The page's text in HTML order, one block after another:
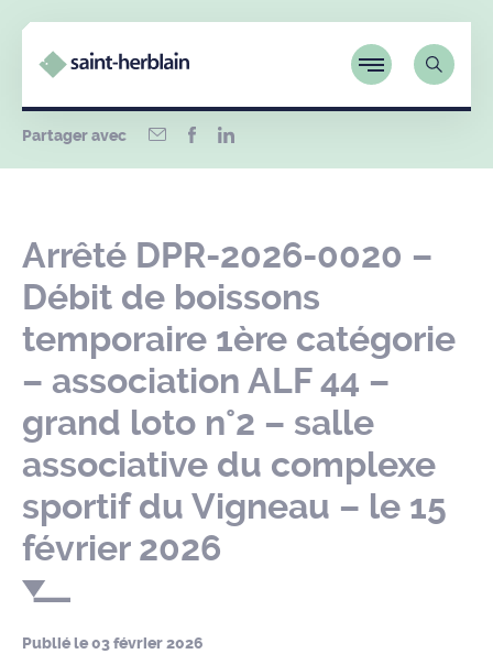
Partager avec
Arrêté DPR-2026-0020 –
Débit de boissons
temporaire 1ère catégorie
– association ALF 44 –
grand loto n°2 – salle
associative du complexe
sportif du Vigneau – le 15
février 2026
Publié le03 février 2026